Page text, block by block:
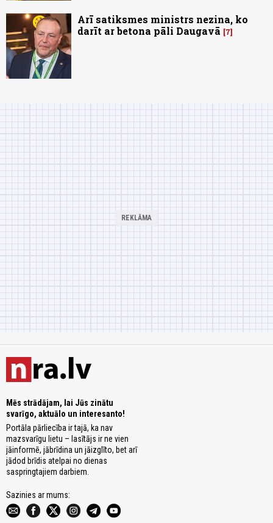
Arī satiksmes ministrs nezina, ko
darīt ar betona pāli Daugavā
7
Mēs strādājam, lai Jūs zinātu
svarīgo, aktuālo un interesanto!
Portāla pārliecība ir tajā, ka nav
mazsvarīgu lietu – lasītājs ir ne vien
jāinformē, jābrīdina un jāizglīto, bet arī
jādod brīdis atelpai no dienas
saspringtajiem darbiem.
Sazinies ar mums: